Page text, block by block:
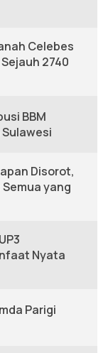
Celebes
2740
BBM
Disorot,
yang
Nyata
Parigi